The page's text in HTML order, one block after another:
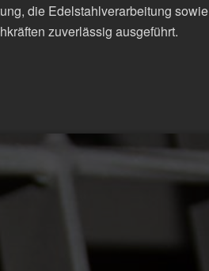
die Edelstahlverarbeitung sowie
zuverlässig ausgeführt.